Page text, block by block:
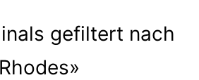
gefiltert nach